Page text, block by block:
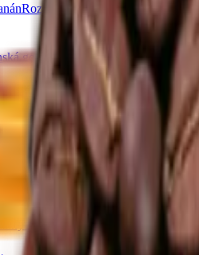
Rozinky
Další kategorie
goji
Další kategorie
semínka Lněná semínka Konopná
Lyofilizovaný mix ovoce
bílé čokoládě a jogurtu
Černý rybíz